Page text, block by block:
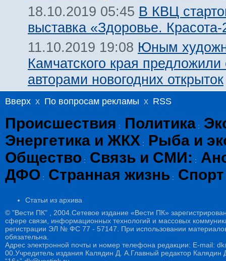
18.10.2019 05:45 В КВЦ
выставка «Здоровье.
11.10.2019 19:08 Юным
Камчатского края предложили
авторами новогодних открыток
Вверх x По вопросам рекламы x RSS
Происшествия : Политика :
Энергетика и ЖКХ :
Рыба и
Общество : Связь и СМИ: :
ДФО : Странная жизнь : Спорт
Статьи из архива
© "Вести ПК" , 2004.Сетевое издание «Вести ПК»
сфере связи, информационных технологий и массовых
регистрации ЭЛ № ФС 77 - 57147. При использовании
обязательна.
Адрес электронной почты и номер телефона редакции: E-mail:
00.Учредитель издания Калядин Д. А.Главный редактор